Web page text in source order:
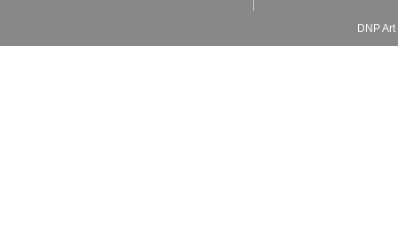
DNP